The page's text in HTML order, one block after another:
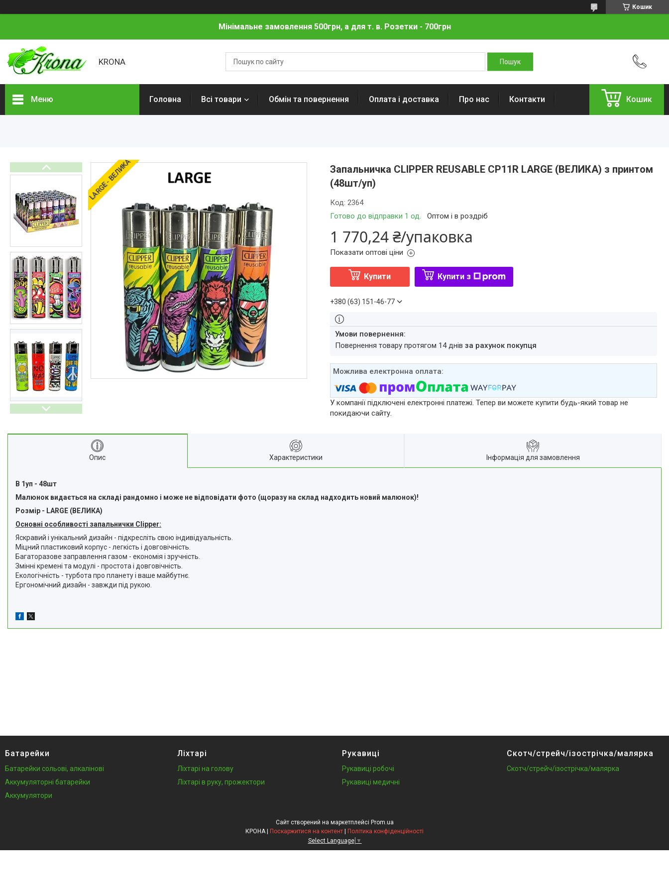
Кошик
Мінімальне замовлення 500грн, а для т. в. Розетки - 700грн
KRONA
Меню Головна Всі товари Обмін та повернення Оплата і доставка Про нас Контакти Кошик
LARGE - ВЕЛИКА
Запальничка CLIPPER REUSABLE CP11R LARGE (ВЕЛИКА) з принтом
(48шт/уп)
Готово до відправки 1 од. Оптом і в роздріб
Код: 2364
1 770,24 ₴/упаковка
Показати оптові ціни
Купити Купити з
+380 (63) 151-46-77
повернення товару протягом 14 днів за рахунок покупця
У компанії підключені електронні платежі. Тепер ви можете купити будь-який товар не
покидаючи сайту.
Опис Характеристики Інформація для замовлення
В 1уп - 48шт
Малюнок видається на складі рандомно і може не відповідати фото (щоразу на склад надходить новий малюнок)!
Розмір - LARGE (ВЕЛИКА)
Основні особливості запальнички Clipper:
Яскравий і унікальний дизайн - підкресліть свою індивідуальність.
Міцний пластиковий корпус - легкість і довговічність.
Багаторазове заправлення газом - економія і зручність.
Змінні кремені та модулі - простота і довговічність.
Екологічність - турбота про планету і ваше майбутнє.
Ергономічний дизайн - завжди під рукою.
Батарейки
Батарейки сольові, алкалінові
Аккумуляторні батарейки
Аккумулятори
Ліхтарі
Ліхтарі на голову
Ліхтарі в руку, прожектори
Рукавиці
Рукавиці робочі
Рукавиці медичні
Скотч/стрейч/ізострічка/малярка
Скотч/стрейч/ізострічка/малярка
Сайт створений на маркетплейсі Prom.ua
Поскаржитися на контент
Політика конфіденційності
Select Language ▼